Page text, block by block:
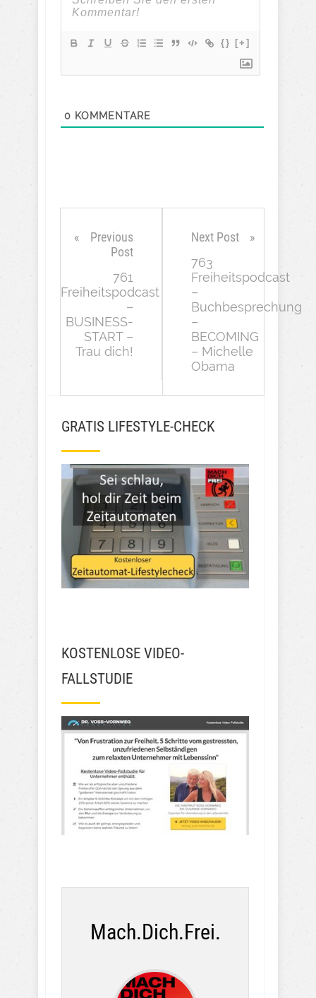
{} [+]
0 KOMMENTARE
Previous
Post
761
Freiheitspodcast
–
BUSINESS-
START –
Trau dich!
Next Post
763
Freiheitspodcast
–
Buchbesprechung
–
BECOMING
– Michelle
Obama
GRATIS LIFESTYLE-CHECK
KOSTENLOSE VIDEO-
FALLSTUDIE
Mach.Dich.Frei.